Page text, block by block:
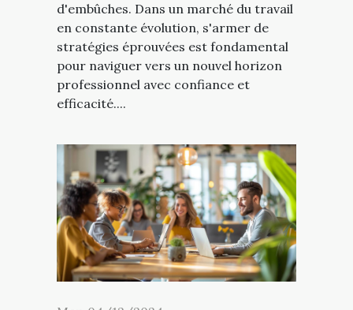
d'embûches. Dans un marché du travail
en constante évolution, s'armer de
stratégies éprouvées est fondamental
pour naviguer vers un nouvel horizon
professionnel avec confiance et
efficacité....